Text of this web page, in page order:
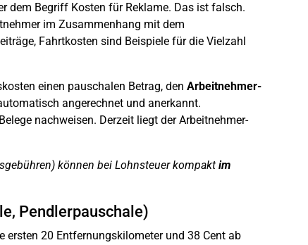
dem Begriff Kosten für Reklame. Das ist falsch.
im Zusammenhang mit dem
Fahrtkosten sind Beispiele für die Vielzahl
einen pauschalen Betrag, den Arbeitnehmer-
angerechnet und anerkannt.
nachweisen. Derzeit liegt der Arbeitnehmer-
können bei Lohnsteuer kompakt im
Pendlerpauschale)
20 Entfernungskilometer und 38 Cent ab